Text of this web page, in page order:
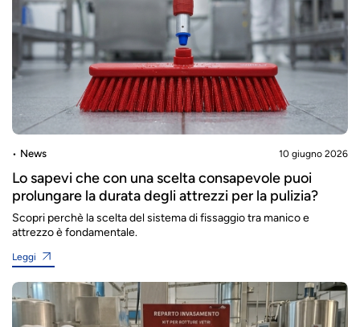
News 10 giugno 2026
Lo sapevi che con una scelta consapevole puoi
prolungare la durata degli attrezzi per la pulizia?
Scopri perchè la scelta del sistema di fissaggio tra manico e
attrezzo è fondamentale.
Leggi